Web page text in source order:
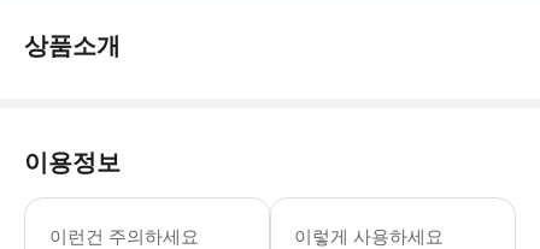
상품소개
이용정보
이런건 주의하세요
입장 시간: 오전 8시 00분~12시 00분
두장옌 판다 계곡 관광지 입장권
이렇게 사용하세요